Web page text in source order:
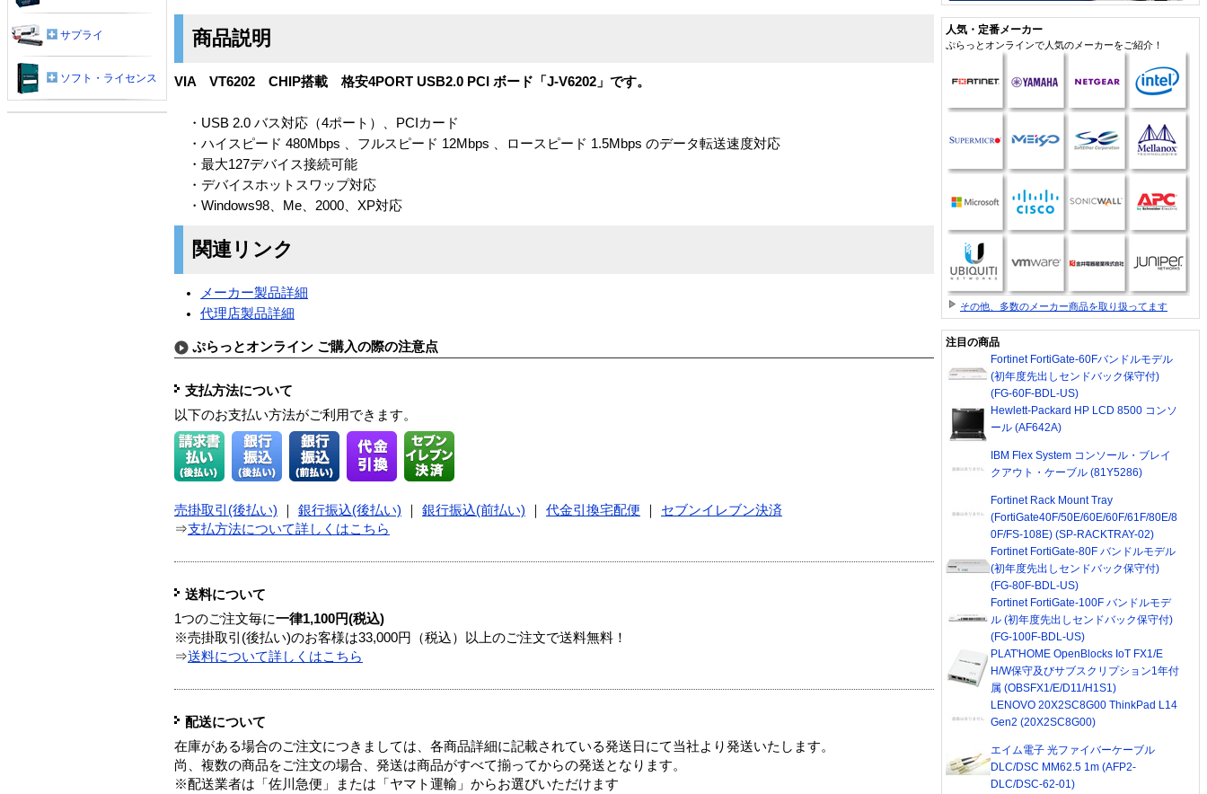
商品説明
VIA VT6202 CHIP搭載 格安4PORT USB2.0 PCI ボード「J-V6202」です。
・USB 2.0 バス対応（4ポート）、PCIカード
・ハイスピード 480Mbps 、フルスピード 12Mbps 、ロースピード 1.5Mbps のデータ転送速度対応
・最大127デバイス接続可能
・デバイスホットスワップ対応
・Windows98、Me、2000、XP対応
関連リンク
メーカー製品詳細
代理店製品詳細
ぷらっとオンライン ご購入の際の注意点
支払方法について
以下のお支払い方法がご利用できます。
売掛取引(後払い) 銀行振込(後払い) 銀行振込(前払い) 代金引換宅配便
セブンイレブン決済
⇒支払方法について詳しくはこちら
送料について
1つのご注文毎に一律1,100円(税込)
※売掛取引(後払い)のお客様は33,000円（税込）以上のご注文で送料無料！
⇒送料について詳しくはこちら
配送について
在庫がある場合のご注文につきましては、各商品詳細に記載されている発送日にて当社より発送いたします。
尚、複数の商品をご注文の場合、発送は商品がすべて揃ってからの発送となります。
※配送業者は「佐川急便」または「ヤマト運輸」からお選びいただけます
サプライ
ソフト・ライセンス
人気・定番メーカー
ぷらっとオンラインで人気のメーカーをご紹介！
その他、多数のメーカー商品を取り扱ってます
注目の商品
Fortinet FortiGate-60Fバンドルモデル
(初年度先出しセンドバック保守付)
(FG-60F-BDL-US)
Hewlett-Packard HP LCD 8500 コンソ
ール (AF642A)
IBM Flex System コンソール・ブレイ
クアウト・ケーブル (81Y5286)
Fortinet Rack Mount Tray
(FortiGate40F/50E/60E/60F/61F/80E/8
0F/FS-108E) (SP-RACKTRAY-02)
Fortinet FortiGate-80F バンドルモデル
(初年度先出しセンドバック保守付)
(FG-80F-BDL-US)
Fortinet FortiGate-100F バンドルモデ
ル (初年度先出しセンドバック保守付)
(FG-100F-BDL-US)
PLAT'HOME OpenBlocks IoT FX1/E
H/W保守及びサブスクリプション1年付
属 (OBSFX1/E/D11/H1S1)
LENOVO 20X2SC8G00 ThinkPad L14
Gen2 (20X2SC8G00)
エイム電子 光ファイバーケーブル
DLC/DSC MM62.5 1m (AFP2-
DLC/DSC-62-01)